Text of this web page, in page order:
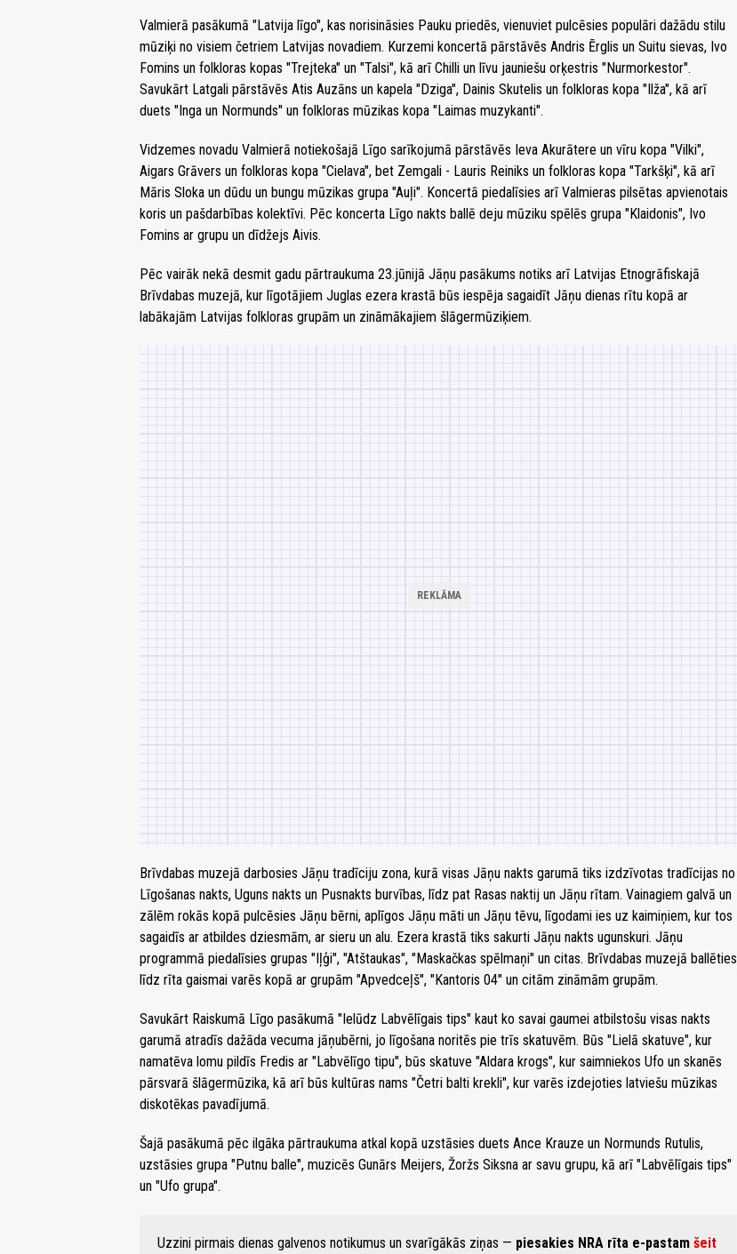
Valmierā pasākumā "Latvija līgo", kas norisināsies Pauku priedēs, vienuviet pulcēsies populāri dažādu stilu
mūziķi no visiem četriem Latvijas novadiem. Kurzemi koncertā pārstāvēs Andris Ērglis un Suitu sievas, Ivo
Fomins un folkloras kopas "Trejteka" un "Talsi", kā arī Chilli un līvu jauniešu orķestris "Nurmorkestor".
Savukārt Latgali pārstāvēs Atis Auzāns un kapela "Dziga", Dainis Skutelis un folkloras kopa "Ilža", kā arī
duets "Inga un Normunds" un folkloras mūzikas kopa "Laimas muzykanti".
Vidzemes novadu Valmierā notiekošajā Līgo sarīkojumā pārstāvēs Ieva Akurātere un vīru kopa "Vilki",
Aigars Grāvers un folkloras kopa "Cielava", bet Zemgali - Lauris Reiniks un folkloras kopa "Tarkšķi", kā arī
Māris Sloka un dūdu un bungu mūzikas grupa "Auļi". Koncertā piedalīsies arī Valmieras pilsētas apvienotais
koris un pašdarbības kolektīvi. Pēc koncerta Līgo nakts ballē deju mūziku spēlēs grupa "Klaidonis", Ivo
Fomins ar grupu un dīdžejs Aivis.
Pēc vairāk nekā desmit gadu pārtraukuma 23.jūnijā Jāņu pasākums notiks arī Latvijas Etnogrāfiskajā
Brīvdabas muzejā, kur līgotājiem Juglas ezera krastā būs iespēja sagaidīt Jāņu dienas rītu kopā ar
labākajām Latvijas folkloras grupām un zināmākajiem šlāgermūziķiem.
Brīvdabas muzejā darbosies Jāņu tradīciju zona, kurā visas Jāņu nakts garumā tiks izdzīvotas tradīcijas no
Līgošanas nakts, Uguns nakts un Pusnakts burvības, līdz pat Rasas naktij un Jāņu rītam. Vainagiem galvā un
zālēm rokās kopā pulcēsies Jāņu bērni, aplīgos Jāņu māti un Jāņu tēvu, līgodami ies uz kaimiņiem, kur tos
sagaidīs ar atbildes dziesmām, ar sieru un alu. Ezera krastā tiks sakurti Jāņu nakts ugunskuri. Jāņu
programmā piedalīsies grupas "Iļģi", "Atštaukas", "Maskačkas spēlmaņi" un citas. Brīvdabas muzejā ballēties
līdz rīta gaismai varēs kopā ar grupām "Apvedceļš", "Kantoris 04" un citām zināmām grupām.
Savukārt Raiskumā Līgo pasākumā "Ielūdz Labvēlīgais tips" kaut ko savai gaumei atbilstošu visas nakts
garumā atradīs dažāda vecuma jāņubērni, jo līgošana noritēs pie trīs skatuvēm. Būs "Lielā skatuve", kur
namatēva lomu pildīs Fredis ar "Labvēlīgo tipu", būs skatuve "Aldara krogs", kur saimniekos Ufo un skanēs
pārsvarā šlāgermūzika, kā arī būs kultūras nams "Četri balti krekli", kur varēs izdejoties latviešu mūzikas
diskotēkas pavadījumā.
Šajā pasākumā pēc ilgāka pārtraukuma atkal kopā uzstāsies duets Ance Krauze un Normunds Rutulis,
uzstāsies grupa "Putnu balle", muzicēs Gunārs Meijers, Žoržs Siksna ar savu grupu, kā arī "Labvēlīgais tips"
un "Ufo grupa".
Uzzini pirmais dienas galvenos notikumus un svarīgākās ziņas — piesakies NRA rīta e-pastam šeit